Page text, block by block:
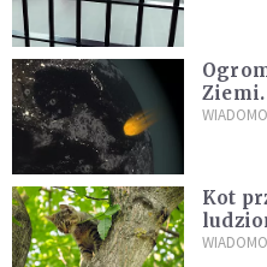
Ziemi.
Kot